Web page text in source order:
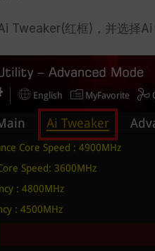
Tweaker(红框)，并选择